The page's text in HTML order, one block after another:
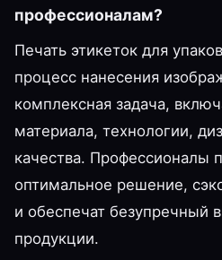
профессионалам?
Печать этикеток для
процесс нанесения
комплексная задача,
материала, технологии,
качества. Профессионалы
оптимальное решение,
и обеспечат безупречный
продукции.